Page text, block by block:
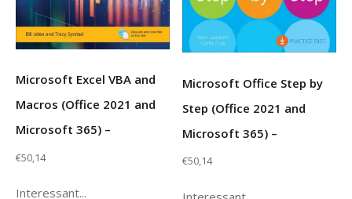
Microsoft Excel VBA and
Macros (Office 2021 and
Microsoft 365) –
€50,14
Interessant...
Microsoft Office Step by
Step (Office 2021 and
Microsoft 365) –
€50,14